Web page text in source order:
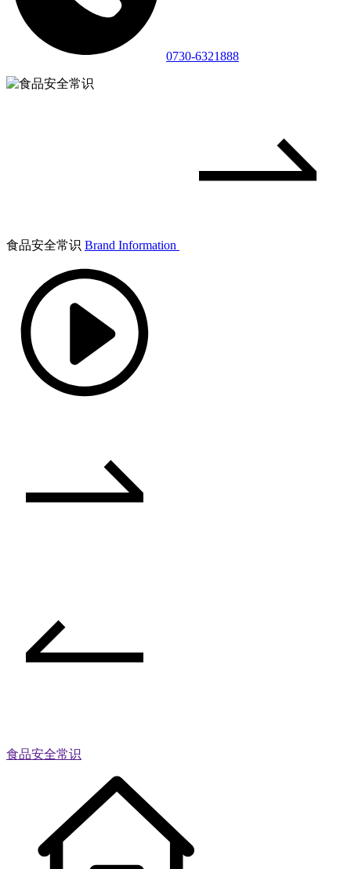
0730-6321888
食品安全常识 Brand Information
食品安全常识